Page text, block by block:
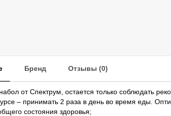
Бренд Отзывы (0)
от Спектрум, остается только соблюдать
– принимать 2 раза в день во время еды.
состояния здоровья;